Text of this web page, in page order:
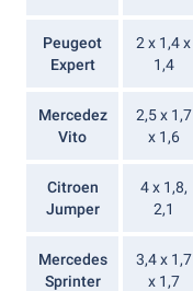
Peugeot
Expert
2 x 1,4 x
1,4
Mercedez
Vito
2,5 x 1,7
x 1,6
Citroen
Jumper
4 x 1,8,
2,1
Mercedes
Sprinter
3,4 x 1,7
x 1,7